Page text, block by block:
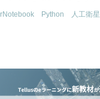
Python 人工衛星